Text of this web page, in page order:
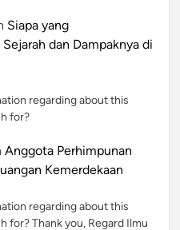
Siapa yang
dan Dampaknya di
regarding about this
for?
Anggota Perhimpunan
Kemerdekaan
regarding about this
for? Thank you, Regard Ilmu